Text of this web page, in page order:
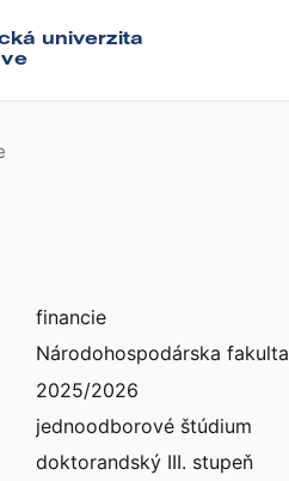
univerzita
financie
Národohospodárska fakulta
2025/2026
jednoodborové štúdium
doktorandský III. stupeň